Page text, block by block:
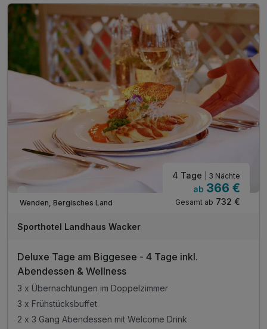
1 x THALGO Lagunenbad
1 x Ayurvedische Kopf- & Gesichtsmassage
inkl. Nutzung von Schwimmbad & Wellnessbereich
inkl. Nutzung des Fitnessraums
inkl. Leihweise Bademäntel und Saunatücher
inkl. Parken direkt am Hotel
Wenden, Bergisches Land
4 Tage | 3 Nächte
ab 366 €
Gesamt ab 732 €
Sporthotel Landhaus Wacker
Deluxe Tage am Biggesee - 4 Tage inkl.
Abendessen & Wellness
3 x Übernachtungen im Doppelzimmer
3 x Frühstücksbuffet
2 x 3 Gang Abendessen mit Welcome Drink